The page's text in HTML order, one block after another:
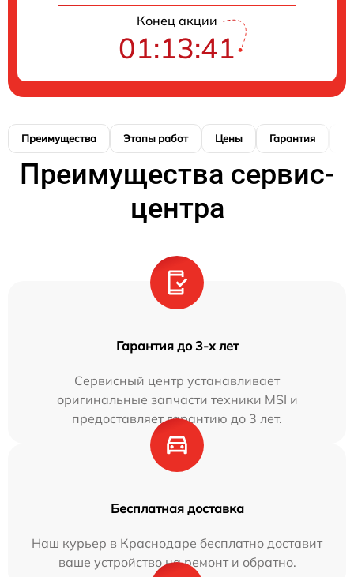
Конец акции
01:13:41
Преимущества Этапы работ Цены Гарантия
Преимущества сервис-
центра
Гарантия до 3-х лет
Сервисный центр устанавливает
оригинальные запчасти техники MSI и
предоставляет гарантию до 3 лет.
Бесплатная доставка
Наш курьер в Краснодаре бесплатно доставит
ваше устройство на ремонт и обратно.